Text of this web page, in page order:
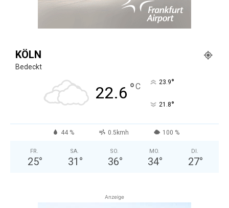
KÖLN
Bedeckt
22.6 °C 23.9°
21.8°
44 % 0.5kmh 100 %
FR.
25°
SA.
31 °
SO.
36°
MO.
34°
DI.
27°
Anzeige